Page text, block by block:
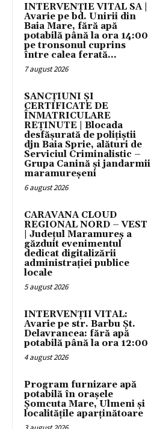
INTERVENȚIE VITAL SA |
Avarie pe bd. Unirii din
Baia Mare, fără apă
potabilă până la ora 14:00
pe tronsonul cuprins
între calea ferată...
7 august 2026
SANCȚIUNI ȘI
CERTIFICATE DE
ÎNMATRICULARE
REȚINUTE | Blocada
desfășurată de polițiștii
djn Baia Sprie, alături de
Serviciul Criminalistic –
Grupa Canină și jandarmii
maramureșeni
6 august 2026
CARAVANA CLOUD
REGIONAL NORD – VEST
| Județul Maramureș a
găzduit evenimentul
dedicat digitalizării
administrației publice
locale
5 august 2026
INTERVENȚII VITAL:
Avarie pe str. Barbu Șt.
Delavrancea: fără apă
potabilă până la ora 12:00
4 august 2026
Program furnizare apă
potabilă în orașele
Șomcuta Mare, Ulmeni și
localitățile aparținătoare